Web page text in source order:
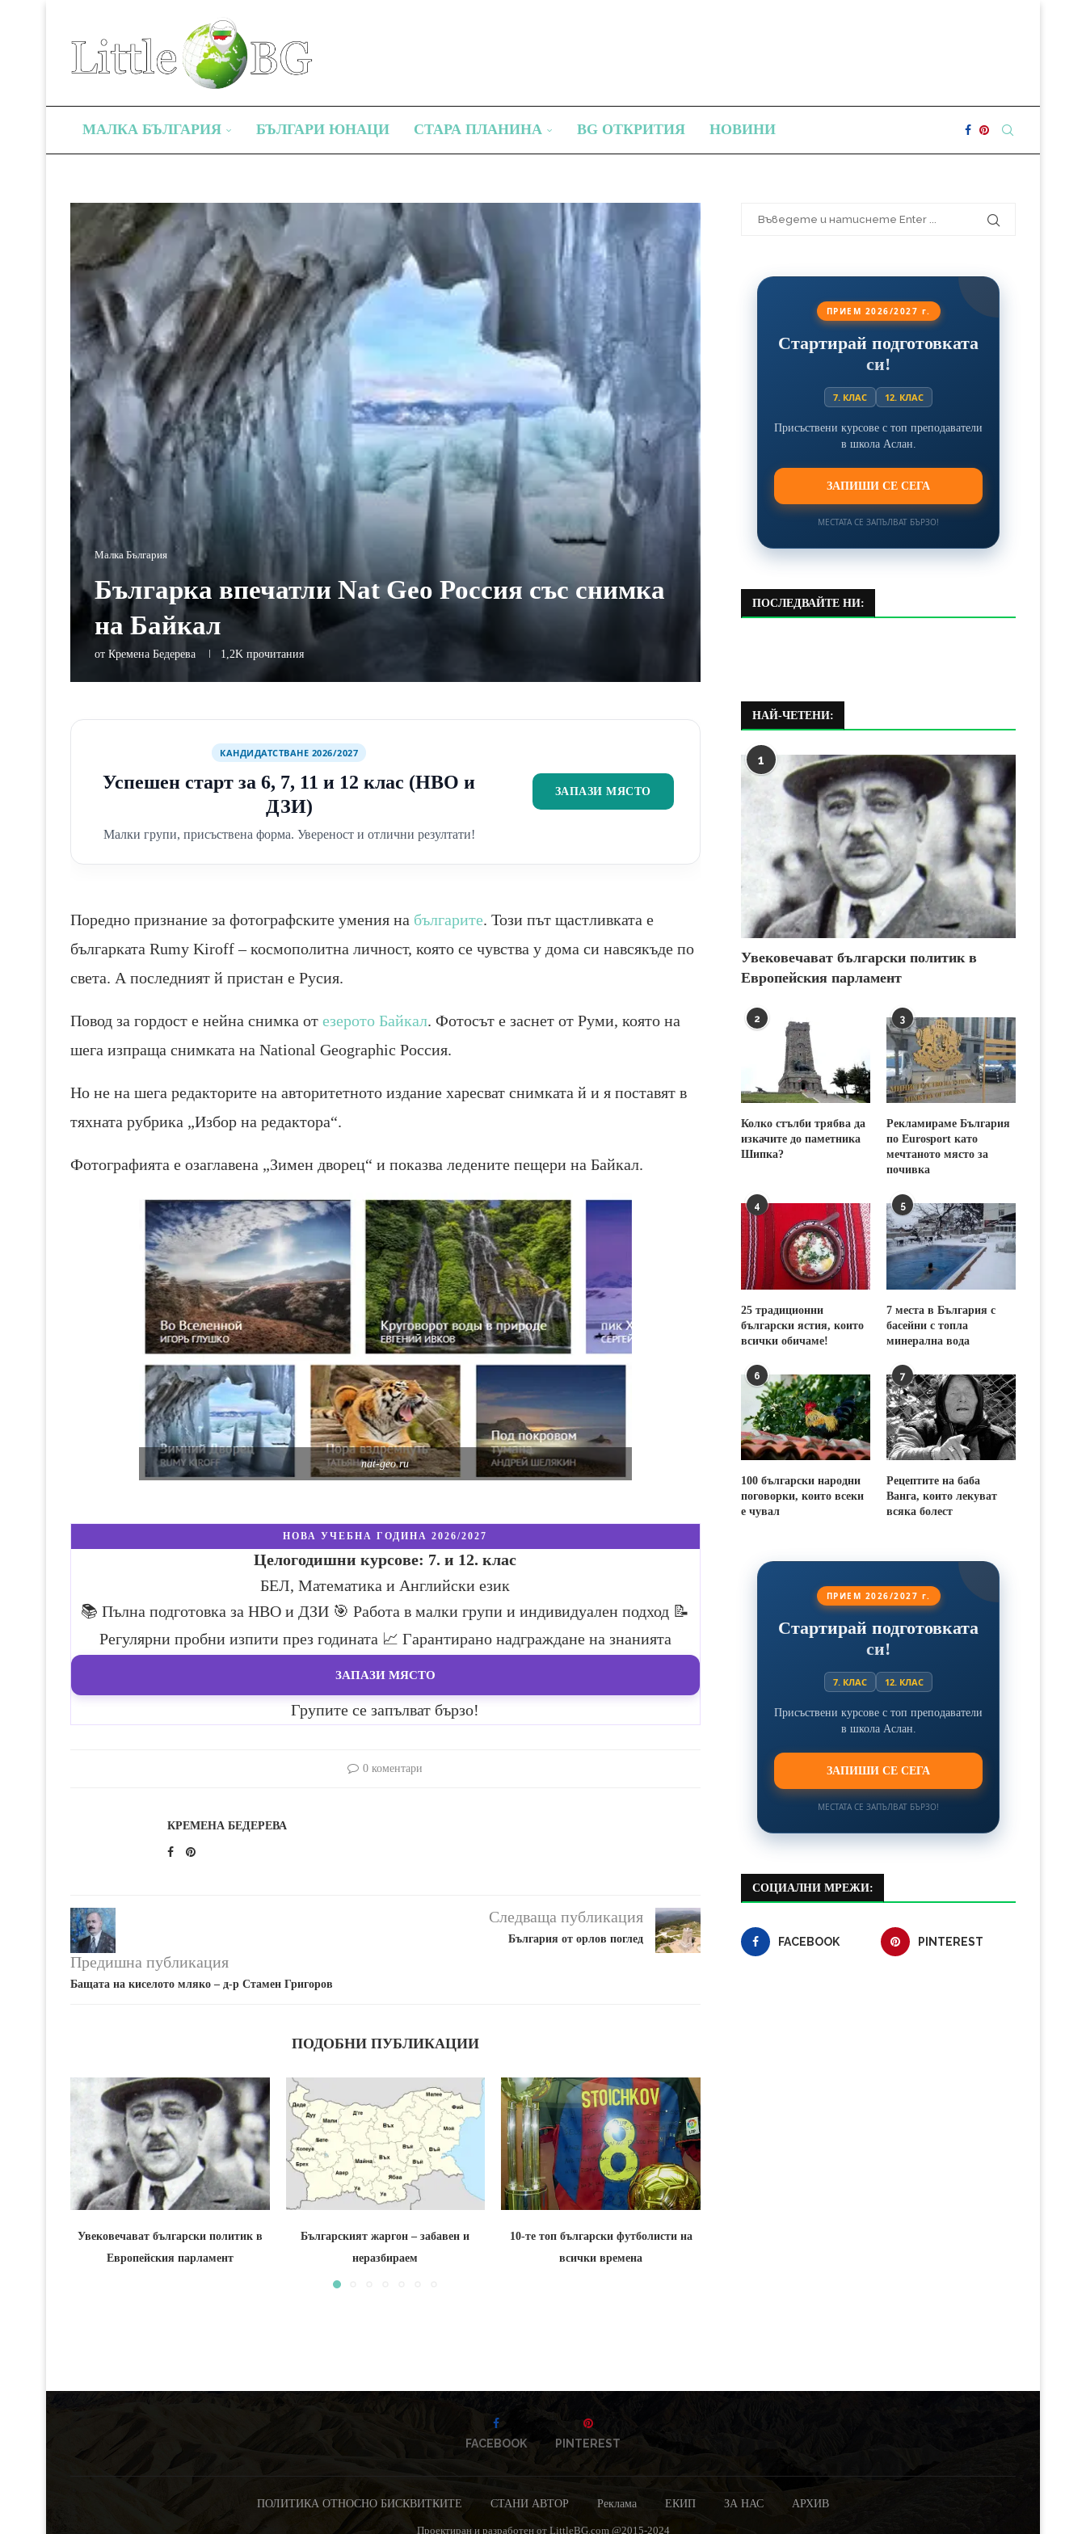
МАЛКА БЪЛГАРИЯ БЪЛГАРИ ЮНАЦИ СТАРА ПЛАНИНА BG ОТКРИТИЯ НОВИНИ
Малка България
Българка впечатли Nat Geo Россия със снимка
на Байкал
от Кремена Бедерева 1,2K прочитания
КАНДИДАТСТВАНЕ 2026/2027
Успешен старт за 6, 7, 11 и 12 клас (НВО и
ДЗИ)
Малки групи, присъствена форма. Увереност и отлични резултати!
ЗАПАЗИ МЯСТО
Поредно признание за фотографските умения на българите. Този път щастливката е
българката Rumy Kiroff – космополитна личност, която се чувства у дома си навсякъде по
света. А последният й пристан е Русия.
Повод за гордост е нейна снимка от езерото Байкал. Фотосът е заснет от Руми, която на
шега изпраща снимката на National Geographic Россия.
Но не на шега редакторите на авторитетното издание харесват снимката й и я поставят в
тяхната рубрика „Избор на редактора“.
Фотографията е озаглавена „Зимен дворец“ и показва ледените пещери на Байкал.
nat-geo.ru
НОВА УЧЕБНА ГОДИНА 2026/2027
Целогодишни курсове: 7. и 12. клас
БЕЛ, Математика и Английски език
📚 Пълна подготовка за НВО и ДЗИ 🎯 Работа в малки групи и индивидуален подход 📝
Регулярни пробни изпити през годината 📈 Гарантирано надграждане на знанията
ЗАПАЗИ МЯСТО
Групите се запълват бързо!
0 коментари
КРЕМЕНА БЕДЕРЕВА
Предишна публикация
Бащата на киселото мляко – д-р Стамен Григоров
Следваща публикация
България от орлов поглед
ПОДОБНИ ПУБЛИКАЦИИ
Увековечават български политик в
Европейския парламент
Българският жаргон – забавен и
неразбираем
10-те топ български футболисти на
всички времена
ПРИЕМ 2026/2027 г.
Стартирай подготовката
си!
7. КЛАС 12. КЛАС
Присъствени курсове с топ преподаватели
в школа Аслан.
ЗАПИШИ СЕ СЕГА
МЕСТАТА СЕ ЗАПЪЛВАТ БЪРЗО!
ПОСЛЕДВАЙТЕ НИ:
НАЙ-ЧЕТЕНИ:
1
Увековечават български политик в
Европейския парламент
2
Колко стълби трябва да
изкачите до паметника
Шипка?
3
Рекламираме България
по Eurosport като
мечтаното място за
почивка
4
25 традиционни
български ястия, които
всички обичаме!
5
7 места в България с
басейни с топла
минерална вода
6
100 български народни
поговорки, които всеки
е чувал
7
Рецептите на баба
Ванга, които лекуват
всяка болест
ПРИЕМ 2026/2027 г.
Стартирай подготовката
си!
7. КЛАС 12. КЛАС
Присъствени курсове с топ преподаватели
в школа Аслан.
ЗАПИШИ СЕ СЕГА
МЕСТАТА СЕ ЗАПЪЛВАТ БЪРЗО!
СОЦИАЛНИ МРЕЖИ:
FACEBOOK PINTEREST
FACEBOOK PINTEREST
ПОЛИТИКА ОТНОСНО БИСКВИТКИТЕ СТАНИ АВТОР Реклама ЕКИП ЗА НАС АРХИВ
Проектиран и разработен от LittleBG.com @2015-2024